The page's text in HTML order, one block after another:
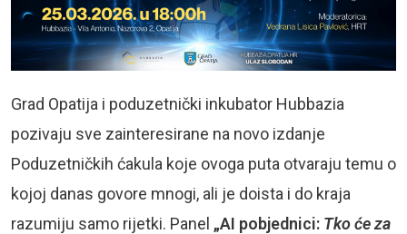
Grad Opatija i poduzetnički inkubator Hubbazia
pozivaju sve zainteresirane na novo izdanje
Poduzetničkih ćakula koje ovoga puta otvaraju temu o
kojoj danas govore mnogi, ali je doista i do kraja
razumiju samo rijetki. Panel „AI pobjednici: Tko će za